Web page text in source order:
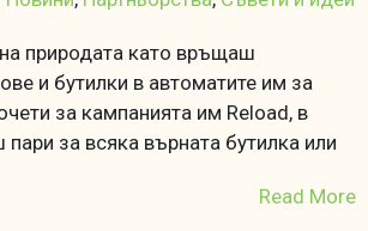
природата като връщаш
и бутилки в автоматите им за
за кампанията им Reload, в
за всяка върната бутилка или
Read More